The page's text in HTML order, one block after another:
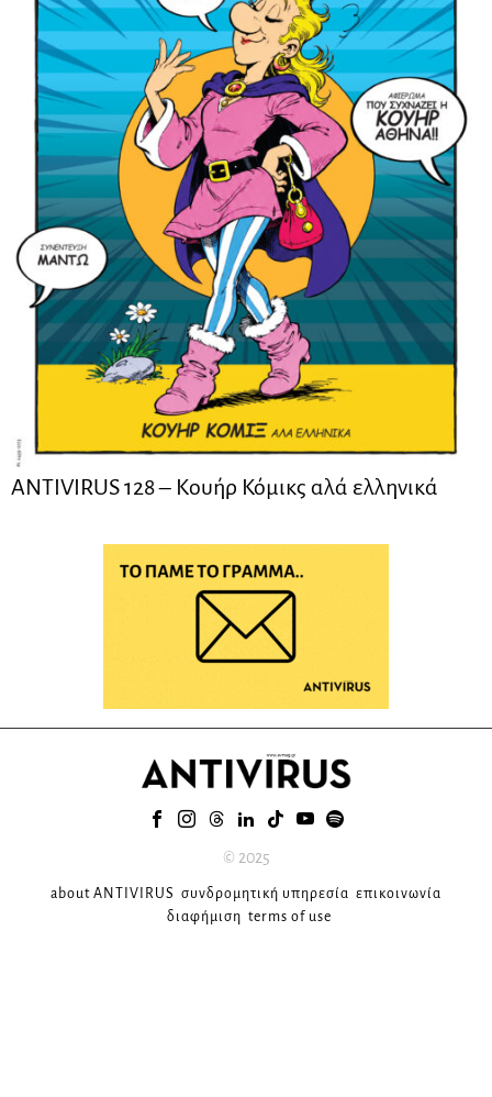
ANTIVIRUS 128 – Kουήρ Κόμικς αλά ελληνικά
© 2025
about ANTIVIRUS συνδρομητική υπηρεσία επικοινωνία
διαφήμιση terms of use